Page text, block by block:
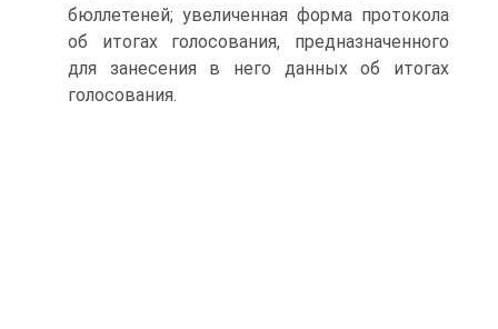
бюллетеней; увеличенная форма протокола
об итогах голосования, предназначенного
для занесения в него данных об итогах
голосования.